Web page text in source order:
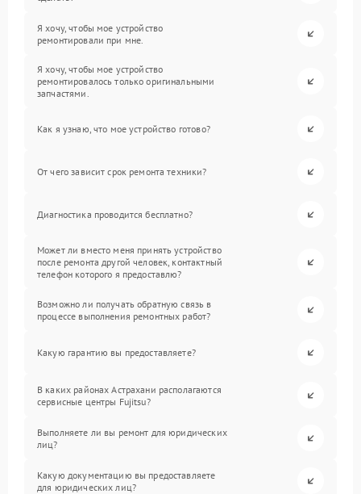
Я хочу, чтобы мое устройство
ремонтировали при мне.
Я хочу, чтобы мое устройство
ремонтировалось только оригинальными
запчастями.
Как я узнаю, что мое устройство готово?
От чего зависит срок ремонта техники?
Диагностика проводится бесплатно?
Может ли вместо меня принять устройство
после ремонта другой человек, контактный
телефон которого я предоставлю?
Возможно ли получать обратную связь в
процессе выполнения ремонтных работ?
Какую гарантию вы предоставляете?
В каких районах Астрахани располагаются
сервисные центры Fujitsu?
Выполняете ли вы ремонт для юридических
лиц?
Какую документацию вы предоставляете
для юридических лиц?